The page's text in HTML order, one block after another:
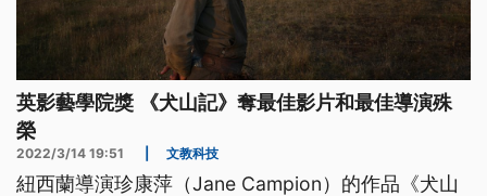
英影藝學院獎 《犬山記》奪最佳影片和最佳導演殊
榮
2022/3/14 19:51 文教科技
紐西蘭導演珍康萍（Jane Campion）的作品《犬山